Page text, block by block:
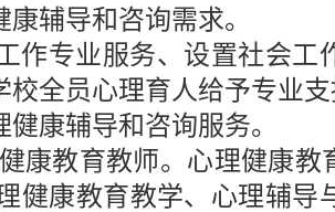
辅导和咨询需求。
作专业服务、设置社会
全员心理育人给予专业支
康辅导和咨询服务。
康教育教师。心理健康
健康教育教学、心理辅